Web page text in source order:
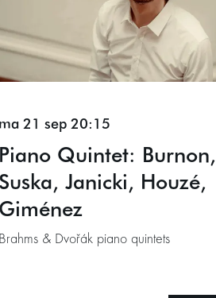
Piano Quintet: Burnon,
Suska, Janicki, Houzé,
Giménez
Brahms & Dvořák piano quintets
ma 21 sep 20:15